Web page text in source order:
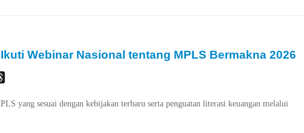
Webinar Nasional tentang MPLS Bermakna 2026
yang sesuai dengan kebijakan terbaru serta penguatan literasi keuangan melalui